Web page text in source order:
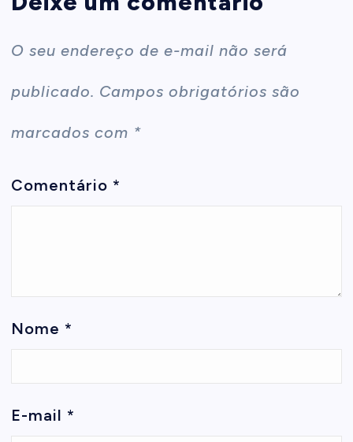
O seu endereço de e-mail não será
publicado. Campos obrigatórios são
marcados com *
Comentário *
Nome *
E-mail *